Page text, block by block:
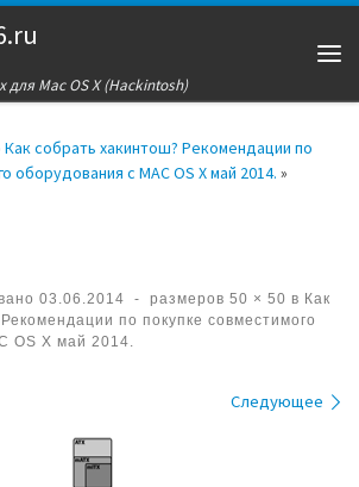
Mac OS X (Hackintosh)
Как собрать хакинтош? Рекомендации по
оборудования с MAC OS X май 2014. »
03.06.2014 - размеров 50 × 50 в Как
по покупке совместимого
OS X май 2014.
Следующее